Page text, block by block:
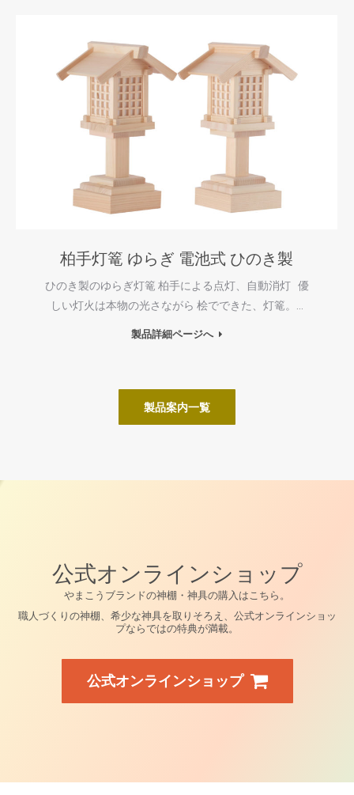
柏手灯篭 ゆらぎ 電池式 ひのき製
ひのき製のゆらぎ灯篭 柏手による点灯、自動消灯 優
しい灯火は本物の光さながら 桧でできた、灯篭。…
製品詳細ページへ
製品案内一覧
公式オンラインショップ
やまこうブランドの神棚・神具の購入はこちら。
職人づくりの神棚、希少な神具を取りそろえ、公式オンラインショッ
プならではの特典が満載。
公式オンラインショップ